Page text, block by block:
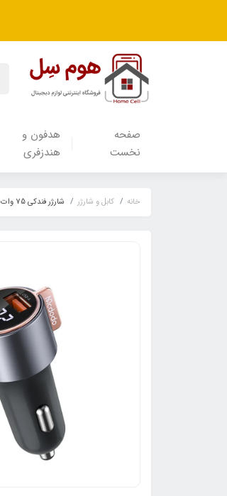
صفحه
نخست
هدفون‌ و‌
هندزفری
خانه کابل و شارژر شارژر فندکی 75 وات مک‌دودو مدل CC-3690 | با ۲ پورت و نمایشگر دیجیتال